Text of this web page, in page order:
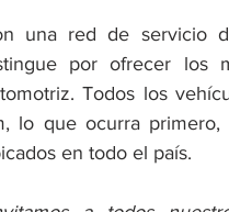
una red de servicio
por ofrecer los
Todos los
lo que ocurra
en todo el país.